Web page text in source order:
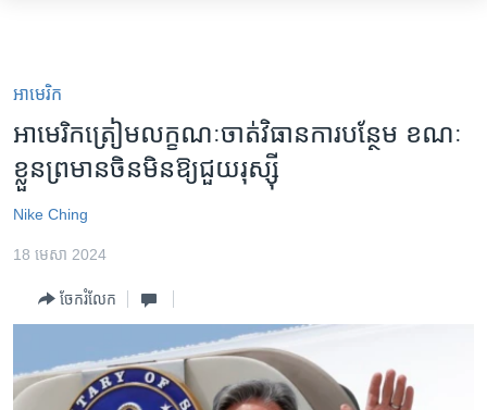
គេហទំព័រ​
ទាក់ទង
និង​
ទំព័រ​
និង​
អន្តរជាតិ
អាមេរិក
ចិន
ទូរទស្សន៍ / វីដេអូ​
វិទ្យុ / ផតខាសថ៍
កម្មវិធីទាំងអស់
អាមេរិក​
អាមេរិក​ត្រៀម​លក្ខណៈ​ចាត់​វិធានការ​បន្ថែម ខណៈ​
ខ្លួន​ព្រមាន​ចិន​មិន​ឱ្យ​ជួយ​រុស្ស៊ី
Nike Ching
18 មេសា 2024
ចែករំលែក